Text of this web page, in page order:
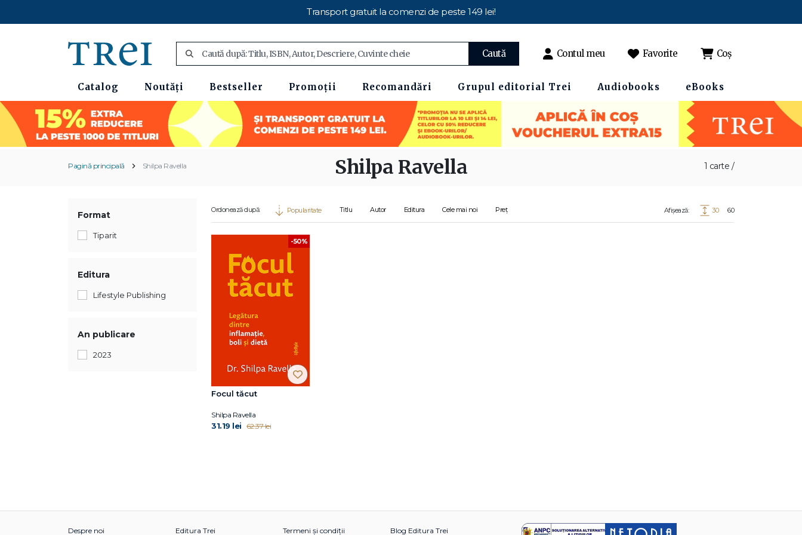
Transport gratuit la comenzi de peste 149 lei!
Caută Contul meu Favorite Coș
Catalog Noutăți Bestseller Promoții Recomandări Grupul editorial Trei Audiobooks eBooks
Pagină principală Shilpa Ravella 1 carte /
Shilpa Ravella
Format
Tiparit
Editura
Lifestyle Publishing
An publicare
2023
Ordonează după: Popularitate Titlu Autor Editura Cele mai noi Preț Afișează: 30 60
-50%
Focul tăcut
Shilpa Ravella
31.19 lei 62.37 lei
Despre noi Editura Trei Termeni și condiții Blog Editura Trei